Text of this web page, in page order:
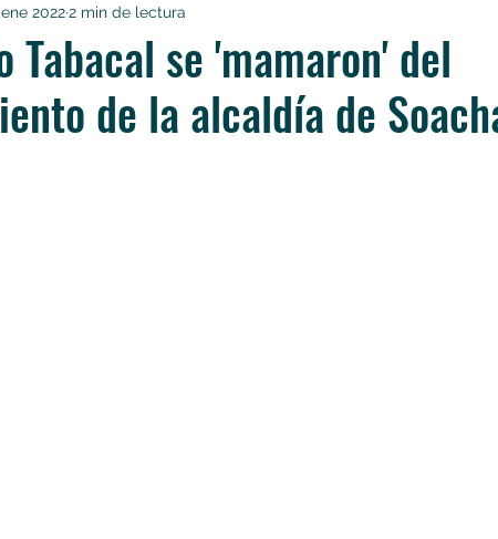
Categoría sin título
Tabacal se 'mamaron' del
de la alcaldía de
20222 min de lectura